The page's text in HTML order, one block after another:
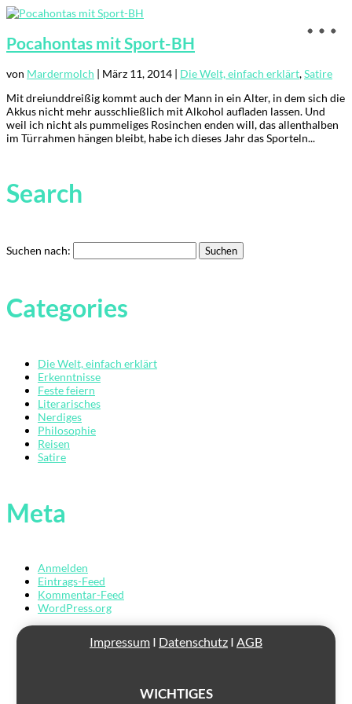
Reisen
Literarisches
Pocahontas mit Sport-BH
von Mardermolch | März 11, 2014 | Die Welt, einfach erklärt,Satire
Mit dreiunddreißig kommt auch der Mann in ein Alter, in dem sich die
Akkus nicht mehr ausschließlich mit Alkohol aufladen lassen. Und
weil ich nicht als pummeliges Rosinchen enden will, das allenthalben
im Türrahmen hängen bleibt, habe ich dieses Jahr das Sporteln...
Search
Suchen nach:
Categories
Die Welt, einfach erklärt
Erkenntnisse
Feste feiern
Literarisches
Nerdiges
Philosophie
Reisen
Satire
Meta
Anmelden
Eintrags-Feed
Kommentar-Feed
WordPress.org
Impressum I Datenschutz I AGB
WICHTIGES